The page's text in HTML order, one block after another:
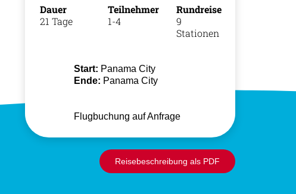
Dauer
21 Tage
Teilnehmer
1-4
Rundreise
9
Stationen
Start: Panama City
Ende: Panama City
Flugbuchung auf Anfrage
Reisebeschreibung als PDF